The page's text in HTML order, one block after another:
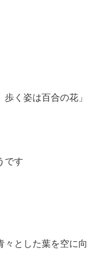
く姿は百合の花」
です
々とした葉を空に向